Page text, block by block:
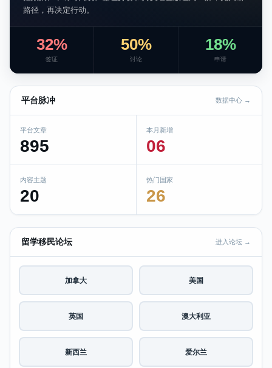
路径，再决定行动。
32%
签证
50%
讨论
18%
申请
平台脉冲 数据中心 →
平台文章
895
本月新增
06
内容主题
20
热门国家
26
留学移民论坛 进入论坛 →
加拿大 美国
英国 澳大利亚
新西兰 爱尔兰